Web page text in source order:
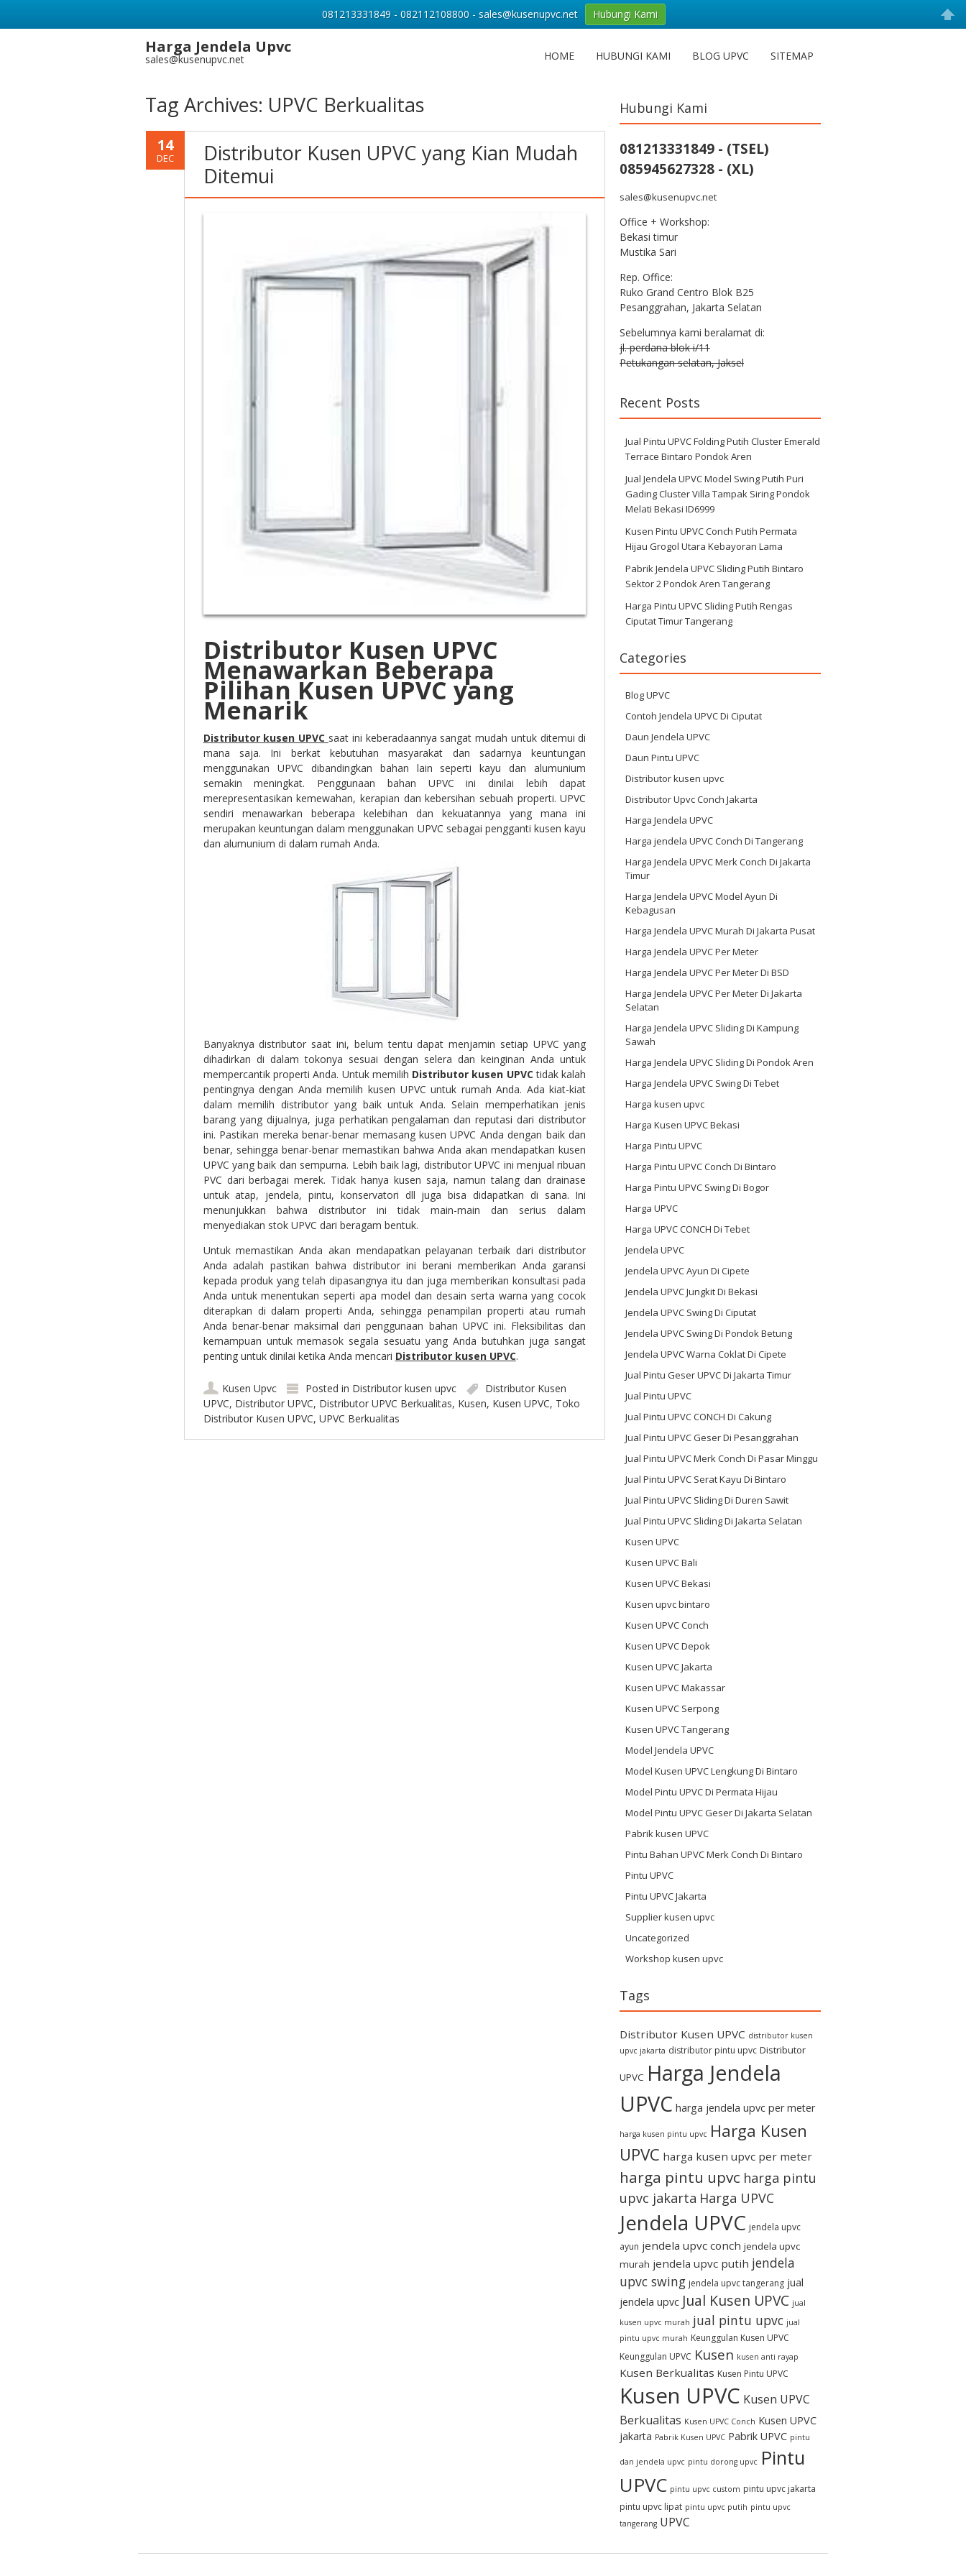
Harga Jendela Upvc
sales@kusenupvc.net HOME HUBUNGI KAMI BLOG UPVC SITEMAP
Tag Archives: UPVC Berkualitas
14
DEC
Distributor Kusen UPVC yang Kian Mudah
Ditemui
Distributor Kusen UPVC
Menawarkan Beberapa
Pilihan Kusen UPVC yang
Menarik
Distributor kusen UPVC saat ini keberadaannya sangat mudah untuk ditemui di
mana saja. Ini berkat kebutuhan masyarakat dan sadarnya keuntungan
menggunakan UPVC dibandingkan bahan lain seperti kayu dan alumunium
semakin meningkat. Penggunaan bahan UPVC ini dinilai lebih dapat
merepresentasikan kemewahan, kerapian dan kebersihan sebuah properti. UPVC
sendiri menawarkan beberapa kelebihan dan kekuatannya yang mana ini
merupakan keuntungan dalam menggunakan UPVC sebagai pengganti kusen kayu
dan alumunium di dalam rumah Anda.
Banyaknya distributor saat ini, belum tentu dapat menjamin setiap UPVC yang
dihadirkan di dalam tokonya sesuai dengan selera dan keinginan Anda untuk
mempercantik properti Anda. Untuk memilih Distributor kusen UPVCtidak kalah
pentingnya dengan Anda memilih kusen UPVC untuk rumah Anda. Ada kiat-kiat
dalam memilih distributor yang baik untuk Anda. Selain memperhatikan jenis
barang yang dijualnya, juga perhatikan pengalaman dan reputasi dari distributor
ini. Pastikan mereka benar-benar memasang kusen UPVC Anda dengan baik dan
benar, sehingga benar-benar memastikan bahwa Anda akan mendapatkan kusen
UPVC yang baik dan sempurna. Lebih baik lagi, distributor UPVC ini menjual ribuan
PVC dari berbagai merek. Tidak hanya kusen saja, namun talang dan drainase
untuk atap, jendela, pintu, konservatori dll juga bisa didapatkan di sana. Ini
menunjukkan bahwa distributor ini tidak main-main dan serius dalam
menyediakan stok UPVC dari beragam bentuk.
Untuk memastikan Anda akan mendapatkan pelayanan terbaik dari distributor
Anda adalah pastikan bahwa distributor ini berani memberikan Anda garansi
kepada produk yang telah dipasangnya itu dan juga memberikan konsultasi pada
Anda untuk menentukan seperti apa model dan desain serta warna yang cocok
diterapkan di dalam properti Anda, sehingga penampilan properti atau rumah
Anda benar-benar maksimal dari penggunaan bahan UPVC ini. Fleksibilitas dan
kemampuan untuk memasok segala sesuatu yang Anda butuhkan juga sangat
penting untuk dinilai ketika Anda mencari Distributor kusen UPVC.
Kusen Upvc Posted in Distributor kusen upvc
Distributor Kusen
UPVC, Distributor UPVC, Distributor UPVC Berkualitas, Kusen, Kusen UPVC, Toko
Distributor Kusen UPVC, UPVC Berkualitas
Hubungi Kami
081213331849 - (TSEL)
085945627328 - (XL)
sales@kusenupvc.net
Office + Workshop:
Bekasi timur
Mustika Sari
Rep. Office:
Ruko Grand Centro Blok B25
Pesanggrahan, Jakarta Selatan
Sebelumnya kami beralamat di:
jl. perdana blok i/11
Petukangan selatan, Jaksel
Recent Posts
Jual Pintu UPVC Folding Putih Cluster Emerald
Terrace Bintaro Pondok Aren
Jual Jendela UPVC Model Swing Putih Puri
Gading Cluster Villa Tampak Siring Pondok
Melati Bekasi ID6999
Kusen Pintu UPVC Conch Putih Permata
Hijau Grogol Utara Kebayoran Lama
Pabrik Jendela UPVC Sliding Putih Bintaro
Sektor 2 Pondok Aren Tangerang
Harga Pintu UPVC Sliding Putih Rengas
Ciputat Timur Tangerang
Categories
Blog UPVC
Contoh Jendela UPVC Di Ciputat
Daun Jendela UPVC
Daun Pintu UPVC
Distributor kusen upvc
Distributor Upvc Conch Jakarta
Harga Jendela UPVC
Harga jendela UPVC Conch Di Tangerang
Harga Jendela UPVC Merk Conch Di Jakarta
Timur
Harga Jendela UPVC Model Ayun Di
Kebagusan
Harga Jendela UPVC Murah Di Jakarta Pusat
Harga Jendela UPVC Per Meter
Harga Jendela UPVC Per Meter Di BSD
Harga Jendela UPVC Per Meter Di Jakarta
Selatan
Harga Jendela UPVC Sliding Di Kampung
Sawah
Harga Jendela UPVC Sliding Di Pondok Aren
Harga Jendela UPVC Swing Di Tebet
Harga kusen upvc
Harga Kusen UPVC Bekasi
Harga Pintu UPVC
Harga Pintu UPVC Conch Di Bintaro
Harga Pintu UPVC Swing Di Bogor
Harga UPVC
Harga UPVC CONCH Di Tebet
Jendela UPVC
Jendela UPVC Ayun Di Cipete
Jendela UPVC Jungkit Di Bekasi
Jendela UPVC Swing Di Ciputat
Jendela UPVC Swing Di Pondok Betung
Jendela UPVC Warna Coklat Di Cipete
Jual Pintu Geser UPVC Di Jakarta Timur
Jual Pintu UPVC
Jual Pintu UPVC CONCH Di Cakung
Jual Pintu UPVC Geser Di Pesanggrahan
Jual Pintu UPVC Merk Conch Di Pasar Minggu
Jual Pintu UPVC Serat Kayu Di Bintaro
Jual Pintu UPVC Sliding Di Duren Sawit
Jual Pintu UPVC Sliding Di Jakarta Selatan
Kusen UPVC
Kusen UPVC Bali
Kusen UPVC Bekasi
Kusen upvc bintaro
Kusen UPVC Conch
Kusen UPVC Depok
Kusen UPVC Jakarta
Kusen UPVC Makassar
Kusen UPVC Serpong
Kusen UPVC Tangerang
Model Jendela UPVC
Model Kusen UPVC Lengkung Di Bintaro
Model Pintu UPVC Di Permata Hijau
Model Pintu UPVC Geser Di Jakarta Selatan
Pabrik kusen UPVC
Pintu Bahan UPVC Merk Conch Di Bintaro
Pintu UPVC
Pintu UPVC Jakarta
Supplier kusen upvc
Uncategorized
Workshop kusen upvc
Tags
Distributor Kusen UPVC distributor kusen
upvc jakarta distributor pintu upvc Distributor
UPVC Harga Jendela
UPVC harga jendela upvc per meter
harga kusen pintu upvc Harga Kusen
UPVC harga kusen upvc per meter
harga pintu upvc harga pintu
upvc jakarta Harga UPVC
Jendela UPVC jendela upvc
ayun jendela upvc conch jendela upvc
murah jendela upvc putih jendela
upvc swing jendela upvc tangerang jual
jendela upvc Jual Kusen UPVC jual
kusen upvc murah jual pintu upvc jual
pintu upvc murah Keunggulan Kusen UPVC
Keunggulan UPVC Kusen kusen anti rayap
Kusen Berkualitas Kusen Pintu UPVC
Kusen UPVC Kusen UPVC
Berkualitas Kusen UPVC Conch Kusen UPVC
jakarta Pabrik Kusen UPVC Pabrik UPVC pintu
dan jendela upvc pintu dorong upvc Pintu
UPVC pintu upvc custom pintu upvc jakarta
pintu upvc lipat pintu upvc putih pintu upvc
tangerang UPVC
081213331849 - 082112108800 - sales@kusenupvc.net Hubungi Kami